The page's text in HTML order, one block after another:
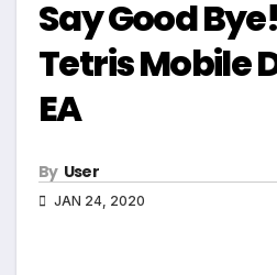
Say Good
Tetris Mobile
EA
By User
JAN 24, 2020